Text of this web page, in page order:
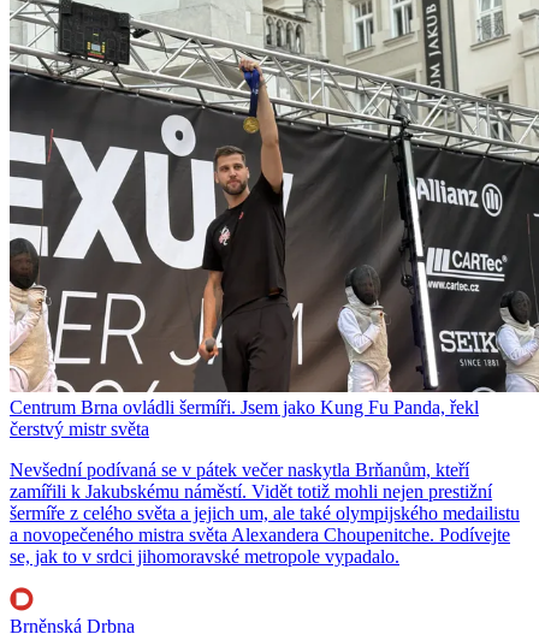
Centrum Brna ovládli šermíři. Jsem jako Kung Fu Panda, řekl
čerstvý mistr světa
Nevšední podívaná se v pátek večer naskytla Brňanům, kteří
zamířili k Jakubskému náměstí. Vidět totiž mohli nejen prestižní
šermíře z celého světa a jejich um, ale také olympijského medailistu
a novopečeného mistra světa Alexandera Choupenitche. Podívejte
se, jak to v srdci jihomoravské metropole vypadalo.
Brněnská Drbna